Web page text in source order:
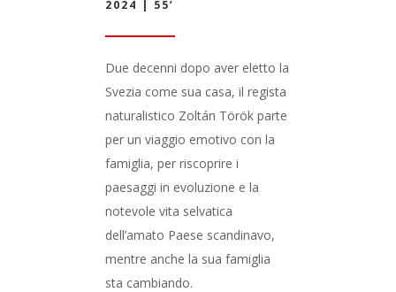
2024 | 55’
Due decenni dopo aver eletto la
Svezia come sua casa, il regista
naturalistico Zoltán Török parte
per un viaggio emotivo con la
famiglia, per riscoprire i
paesaggi in evoluzione e la
notevole vita selvatica
dell’amato Paese scandinavo,
mentre anche la sua famiglia
sta cambiando.